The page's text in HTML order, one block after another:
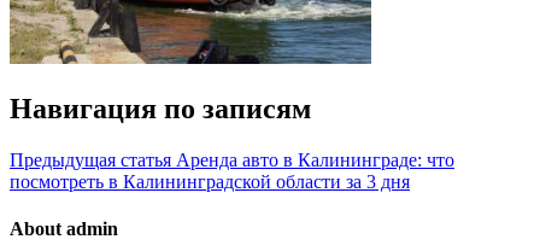
Навигация по записям
Предыдущая статья Аренда авто в Калининграде: что
посмотреть в Калининградской области за 3 дня
About admin